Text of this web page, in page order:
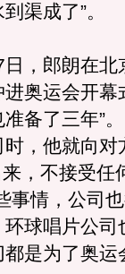
渠成了”。
，郎朗在北
奥运会开幕
备了三年”
，他就向对
，不接受任
事情，公司
球唱片公司
是为了奥运